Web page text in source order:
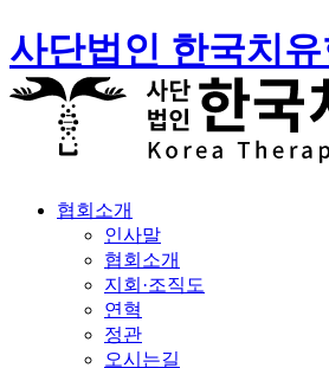
사단법인 한국치유
협회소개
인사말
협회소개
지회·조직도
연혁
정관
오시는길